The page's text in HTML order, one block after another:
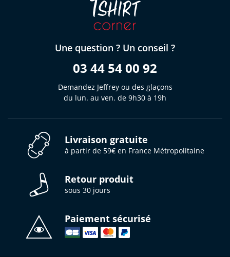
Une question ? Un conseil ?
03 44 54 00 92
Demandez Jeffrey ou des glaçons
du lun. au ven. de 9h30 à 19h
Livraison gratuite
à partir de 59€ en France Métropolitaine
Retour produit
sous 30 jours
Paiement sécurisé